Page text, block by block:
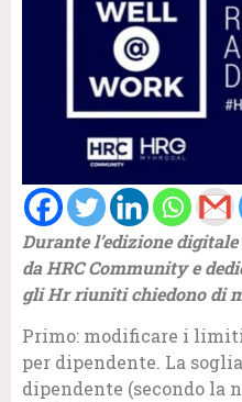
Durante l’edizione
da HRC Community e
gli Hr riuniti chiedono di
Primo: modificare i
per dipendente. La
dipendente (secondo la